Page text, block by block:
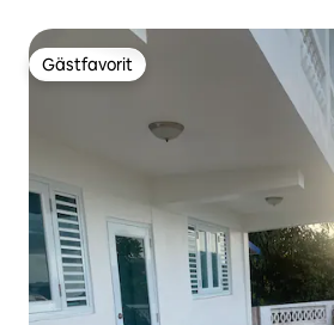
Gästfavorit
Gästfavorit